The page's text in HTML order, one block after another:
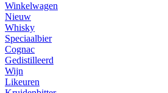
Winkelwagen
Nieuw
Whisky
Speciaalbier
Cognac
Gedistilleerd
Wijn
Likeuren